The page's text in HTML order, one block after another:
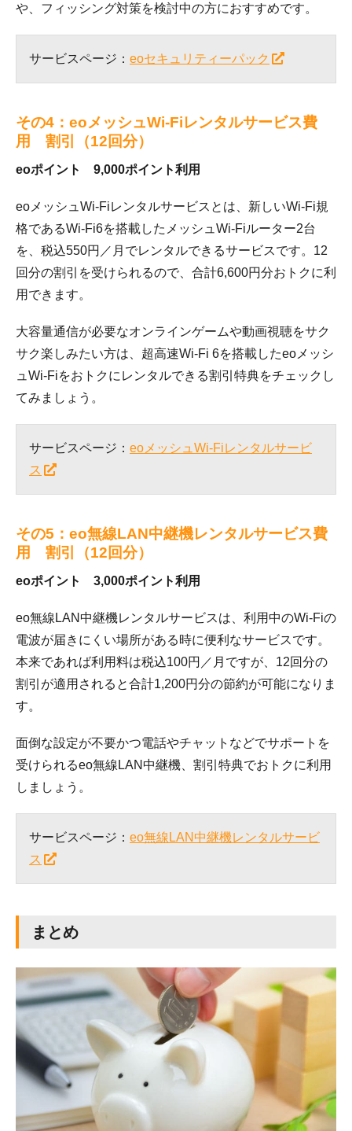
や、フィッシング対策を検討中の方におすすめです。
サービスページ： eoセキュリティーパック
その4：eoメッシュWi-Fiレンタルサービス費
用 割引（12回分）
eoポイント 9,000ポイント利用
eoメッシュWi-Fiレンタルサービスとは、新しいWi-Fi規
格であるWi-Fi6を搭載したメッシュWi-Fiルーター2台
を、税込550円／月でレンタルできるサービスです。12
回分の割引を受けられるので、合計6,600円分おトクに利
用できます。
大容量通信が必要なオンラインゲームや動画視聴をサク
サク楽しみたい方は、超高速Wi-Fi 6を搭載したeoメッシ
ュWi-Fiをおトクにレンタルできる割引特典をチェックし
てみましょう。
サービスページ： eoメッシュWi-Fiレンタルサービ
ス
その5：eo無線LAN中継機レンタルサービス費
用 割引（12回分）
eoポイント 3,000ポイント利用
eo無線LAN中継機レンタルサービスは、利用中のWi-Fiの
電波が届きにくい場所がある時に便利なサービスです。
本来であれば利用料は税込100円／月ですが、12回分の
割引が適用されると合計1,200円分の節約が可能になりま
す。
面倒な設定が不要かつ電話やチャットなどでサポートを
受けられるeo無線LAN中継機、割引特典でおトクに利用
しましょう。
サービスページ： eo無線LAN中継機レンタルサービ
ス
まとめ